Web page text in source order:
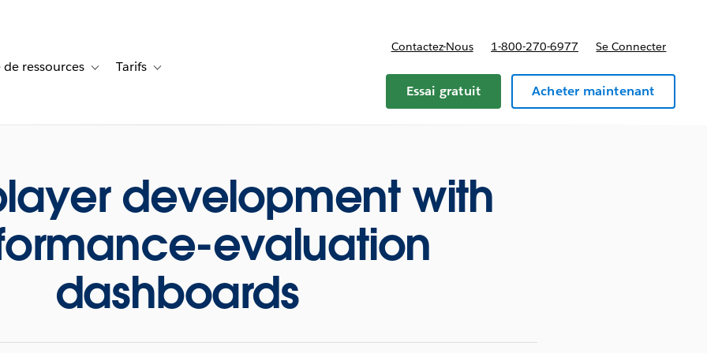
de cas for Solutions
ressources Toggle sub-navigation for Centre de ressources
Tarifs Toggle sub-navigation for Tarifs
Contactez-Nous 1-800-270-6977 Se Connecter
Essai gratuit Acheter maintenant
development with
evaluation
dashboards